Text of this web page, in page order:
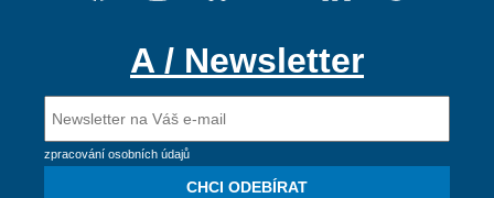
A / Newsletter
zpracování osobních údajů
CHCI ODEBÍRAT